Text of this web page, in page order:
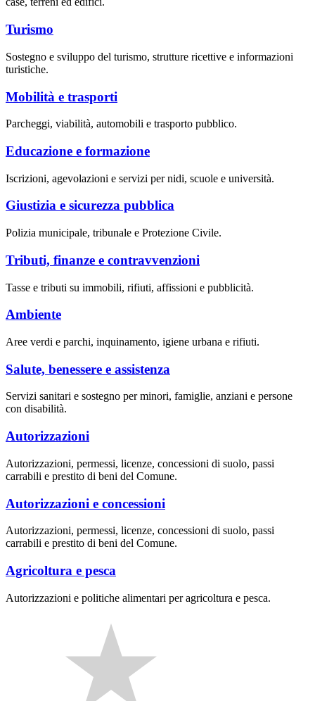
Turismo
Sostegno e sviluppo del turismo, strutture ricettive e informazioni
turistiche.
Mobilità e trasporti
Parcheggi, viabilità, automobili e trasporto pubblico.
Educazione e formazione
Iscrizioni, agevolazioni e servizi per nidi, scuole e università.
Giustizia e sicurezza pubblica
Polizia municipale, tribunale e Protezione Civile.
Tributi, finanze e contravvenzioni
Tasse e tributi su immobili, rifiuti, affissioni e pubblicità.
Ambiente
Aree verdi e parchi, inquinamento, igiene urbana e rifiuti.
Salute, benessere e assistenza
Servizi sanitari e sostegno per minori, famiglie, anziani e persone
con disabilità.
Autorizzazioni
Autorizzazioni, permessi, licenze, concessioni di suolo, passi
carrabili e prestito di beni del Comune.
Autorizzazioni e concessioni
Autorizzazioni, permessi, licenze, concessioni di suolo, passi
carrabili e prestito di beni del Comune.
Agricoltura e pesca
Autorizzazioni e politiche alimentari per agricoltura e pesca.